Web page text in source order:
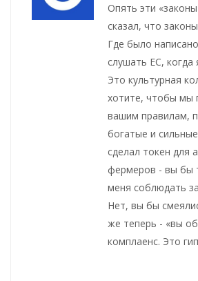
Опять эти
сказал, что
Где было
слушать ЕС, когда
Это культурная
хотите, чтобы мы
вашим правилам,
богатые и
сделал токен для
фермеров - вы бы
меня соблюдать
Нет, вы бы
же теперь - «вы
комплаенс. Это